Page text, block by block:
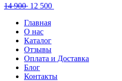
14 900 Первоначальная
составляла
14
900 .
12 500
Главная
О нас
Каталог
Отзывы
Оплата и Доставка
Блог
Контакты